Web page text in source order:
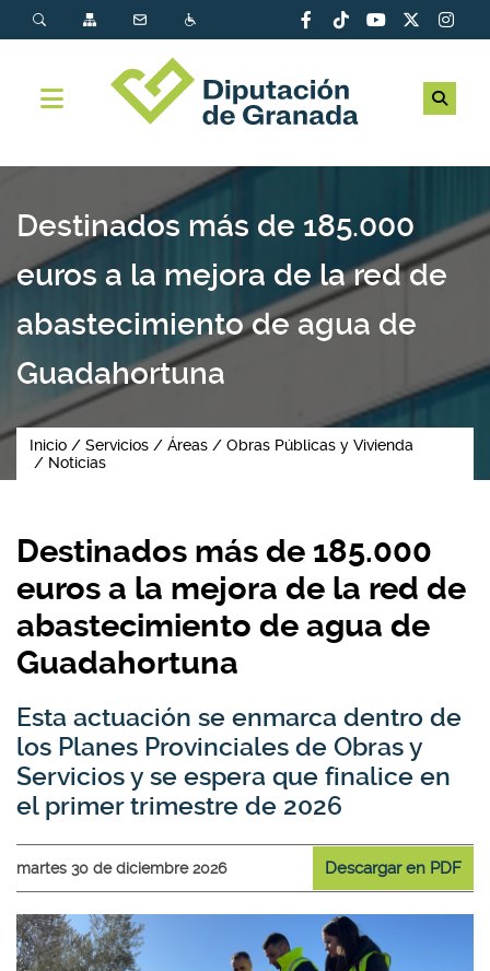
Destinados más de 185.000
euros a la mejora de la red de
abastecimiento de agua de
Guadahortuna
Inicio Servicios Áreas
Obras Públicas y Vivienda
Noticias
Destinados más de 185.000
euros a la mejora de la red de
abastecimiento de agua de
Guadahortuna
Esta actuación se enmarca dentro de
los Planes Provinciales de Obras y
Servicios y se espera que finalice en
el primer trimestre de 2026
martes 30 de diciembre 2026 Descargar en PDF